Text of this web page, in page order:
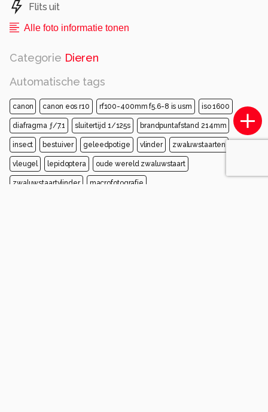
Flits uit
Alle foto informatie tonen
Categorie Dieren
Automatische tags
canon canon eos r10 rf100-400mm f5.6-8 is usm iso 1600
diafragma ƒ/7.1 sluitertijd 1/125s brandpuntafstand 214mm
insect bestuiver geleedpotige vlinder zwaluwstaarten
vleugel lepidoptera oude wereld zwaluwstaart
zwaluwstaartvlinder macrofotografie